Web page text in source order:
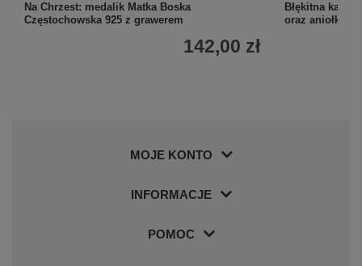
Na Chrzest: medalik Matka Boska
Częstochowska 925 z grawerem
142,00 zł
Błękitna
oraz aniołkiem
MOJE KONTO
INFORMACJE
POMOC